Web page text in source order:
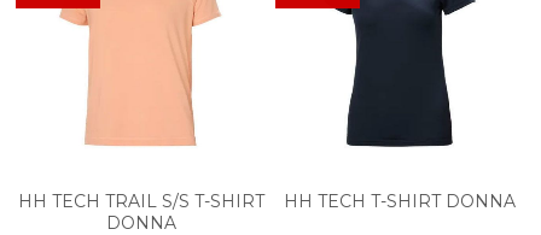
HH TECH TRAIL S/S T-SHIRT
DONNA
HH TECH T-SHIRT DONNA